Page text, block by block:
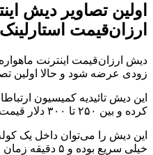
اولین تصاویر دیش
ارزان‌قیمت
دیش ارزان‌قیمت اینترنت
زودی عرضه شود و حالا اولین
کرده و بین ۲۵۰ تا ۳۰۰ دلار قیمت خواهد داشت.
این دیش را می‌توان داخل یک
خیلی سریع بوده و ۵ دقیقه زمان می‌برد.